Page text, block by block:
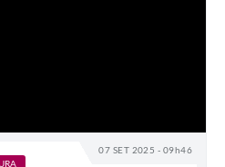
07 SET 2025 - 09h46